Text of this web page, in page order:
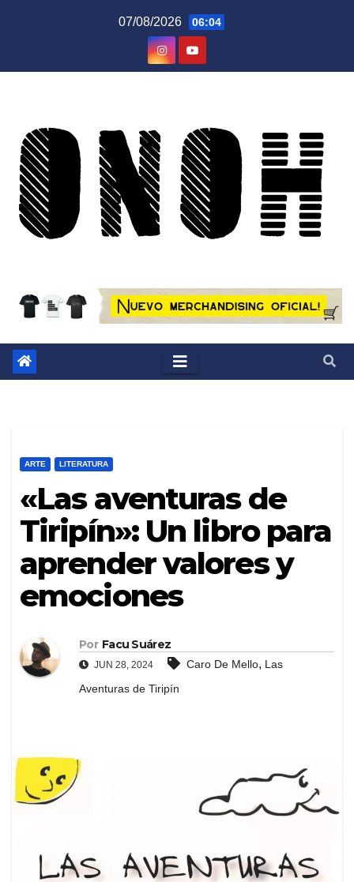
07/08/2026 06:04
ARTE LITERATURA
«Las aventuras de
Tiripín»: Un libro para
aprender valores y
emociones
Por Facu Suárez
JUN 28, 2024 Caro De Mello, Las
Aventuras de Tiripín